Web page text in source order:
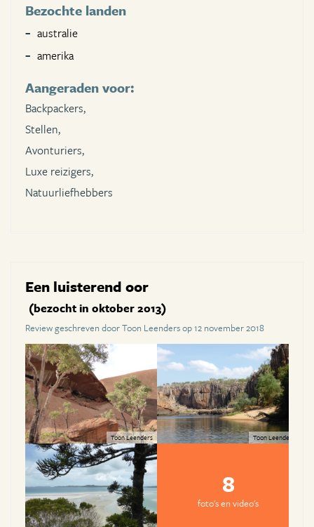
Bezochte landen
australie
amerika
Aangeraden voor:
Backpackers,
Stellen,
Avonturiers,
Luxe reizigers,
Natuurliefhebbers
Een luisterend oor
(bezocht in oktober 2013)
Review geschreven door Toon Leenders op 12 november 2018
Toon Leenders Toon Leenders
8
foto's en video's